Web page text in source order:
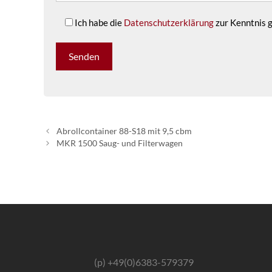
Ich habe die Datenschutzerklärungzur Kenntnis
Abrollcontainer 88-S18 mit 9,5 cbm
MKR 1500 Saug- und Filterwagen
(p) +49(0)6383-579379